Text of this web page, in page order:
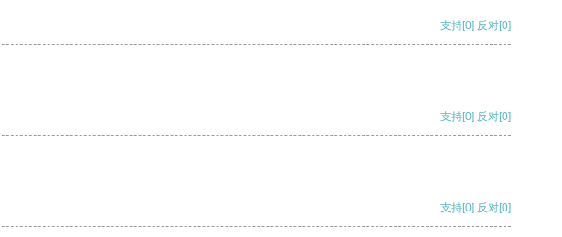
支持[0] 反对[0]
支持[0] 反对[0]
支持[0] 反对[0]